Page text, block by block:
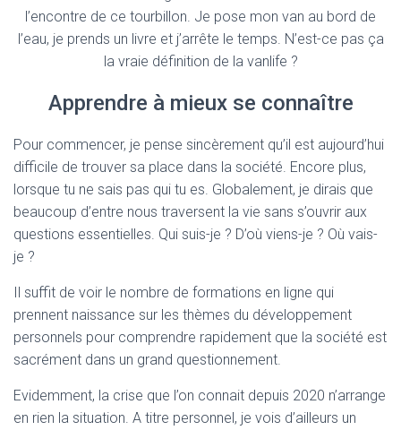
l’encontre de ce tourbillon. Je pose mon van au bord de
l’eau, je prends un livre et j’arrête le temps. N’est-ce pas ça
la vraie définition de la vanlife ?
Apprendre à mieux se connaître
Pour commencer, je pense sincèrement qu’il est aujourd’hui
difficile de trouver sa place dans la société. Encore plus,
lorsque tu ne sais pas qui tu es. Globalement, je dirais que
beaucoup d’entre nous traversent la vie sans s’ouvrir aux
questions essentielles. Qui suis-je ? D’où viens-je ? Où vais-
je ?
Il suffit de voir le nombre de formations en ligne qui
prennent naissance sur les thèmes du développement
personnels pour comprendre rapidement que la société est
sacrément dans un grand questionnement.
Evidemment, la crise que l’on connait depuis 2020 n’arrange
en rien la situation. A titre personnel, je vois d’ailleurs un